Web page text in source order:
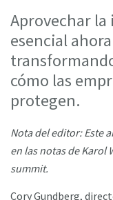
Aprovechar
esencial
cómo las
protegen.
Nota del editor: Este
en las notas de Karol
summit.
Cory Gundberg,